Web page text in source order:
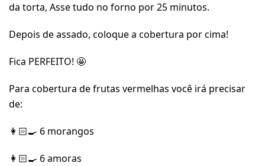
da torta, Asse tudo no forno por 25 minutos.
Depois de assado, coloque a cobertura por cima!
Fica PERFEITO! 🤩
Para cobertura de frutas vermelhas você irá precisar
de:
👩🏻‍🍳 6 morangos
👩🏻‍🍳 6 amoras